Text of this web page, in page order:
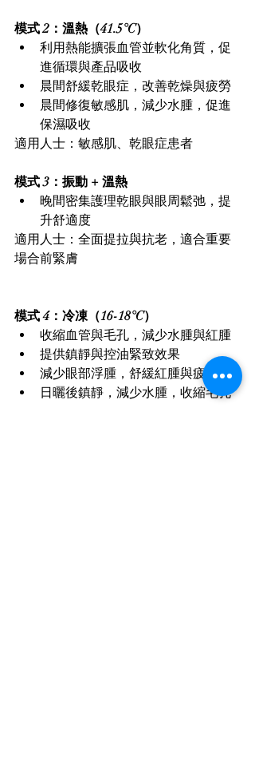
模式 2：溫熱（41.5°C）
利用熱能擴張血管並軟化角質，促
進循環與產品吸收
晨間舒緩乾眼症，改善乾燥與疲勞
晨間修復敏感肌，減少水腫，促進
保濕吸收
適用人士：敏感肌、乾眼症患者
模式 3：振動 + 溫熱
晚間密集護理乾眼與眼周鬆弛，提
升舒適度
適用人士：全面提拉與抗老，適合重要
場合前緊膚
模式 4：冷凍（16-18°C）
收縮血管與毛孔，減少水腫與紅腫
提供鎮靜與控油緊致效果
減少眼部浮腫，舒緩紅腫與疲勞
日曬後鎮靜，減少水腫，收縮毛孔